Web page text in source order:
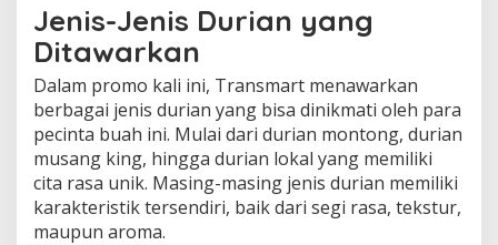
Jenis-Jenis Durian yang
Ditawarkan
Dalam promo kali ini, Transmart menawarkan
berbagai jenis durian yang bisa dinikmati oleh para
pecinta buah ini. Mulai dari durian montong, durian
musang king, hingga durian lokal yang memiliki
cita rasa unik. Masing-masing jenis durian memiliki
karakteristik tersendiri, baik dari segi rasa, tekstur,
maupun aroma.